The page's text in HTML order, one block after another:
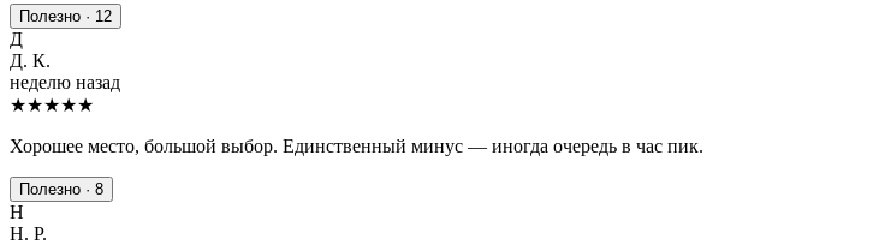
Полезно · 12
Д
Д. К.
неделю назад
★★★★★
Хорошее место, большой выбор. Единственный минус — иногда очередь в час пик.
Полезно · 8
Н
Н. Р.